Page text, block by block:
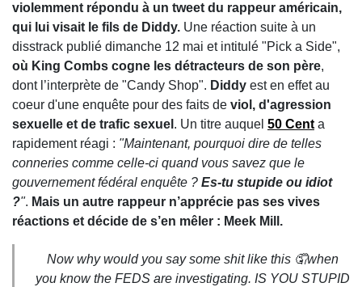
violemment répondu à un tweet du rappeur américain,
qui lui visait le fils de Diddy. Une réaction suite à un
disstrack publié dimanche 12 mai et intitulé "Pick a Side",
où King Combs cogne les détracteurs de son père,
dont l’interprète de "Candy Shop". Diddy est en effet au
coeur d'une enquête pour des faits de viol, d'agression
sexuelle et de trafic sexuel . Un titre auquel 50 Cent a
rapidement réagi : "Maintenant, pourquoi dire de telles
conneries comme celle-ci quand vous savez que le
gouvernement fédéral enquête ? Es-tu stupide ou idiot
?". Mais un autre rappeur n’apprécie pas ses vives
réactions et décide de s’en mêler : Meek Mill.
Now why would you say some shit like this 🤦when
you know the FEDS are investigating. IS YOU STUPID